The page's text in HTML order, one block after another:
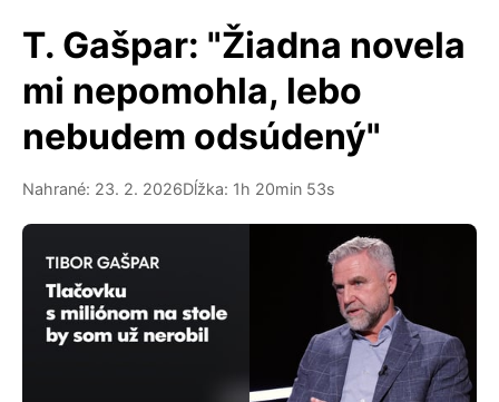
T. Gašpar: "Žiadna novela
mi nepomohla, lebo
nebudem odsúdený"
Nahrané: 23. 2. 2026Dĺžka: 1h 20min 53s